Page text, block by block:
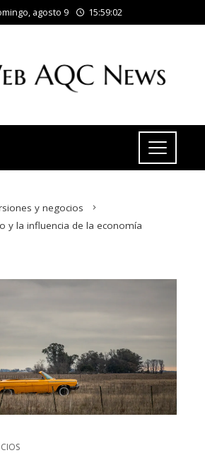
agosto 9 15:59:03
y negocios
y la influencia de la economía